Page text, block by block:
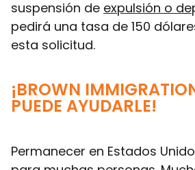
suspensión de expulsión o
pedirá una tasa de 150
esta solicitud.
¡BROWN
PUEDE AYUDARLE!
Permanecer en Estados